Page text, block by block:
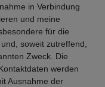
in Verbindung
und meine
für die
soweit zutreffend,
Zweck. Die
werden
Ausnahme der